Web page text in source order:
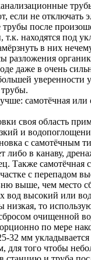
если не отключать
после
находятся под
в них
разложения
даже в очень
уверенности
самотёчная
своя область
и
с самотёчным
либо в канаву,
Также самотёчная
с перепадом
выше, чем место
вод высокий или
низкая, то
очищенной
по мере
32 мм
для того чтобы